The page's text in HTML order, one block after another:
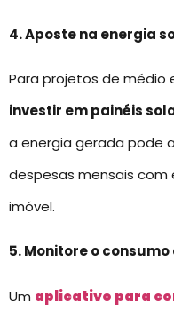
4. Aposte na energia
Para projetos de médio
investir em painéis
a energia gerada pode
despesas mensais com
imóvel.
5. Monitore o
Um aplicativo para